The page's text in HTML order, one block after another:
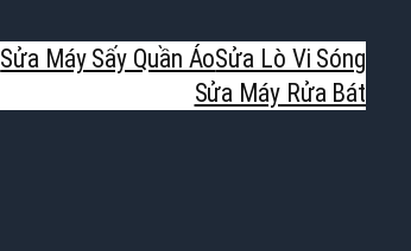
Sửa Máy Sấy Quần ÁoSửa Lò Vi Sóng
Sửa Máy Rửa Bát